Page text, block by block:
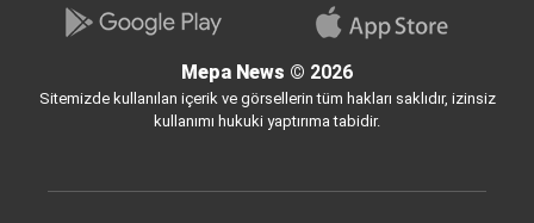
Mepa News © 2026
Sitemizde kullanılan içerik ve görsellerin tüm hakları saklıdır, izinsiz
kullanımı hukuki yaptırıma tabidir.